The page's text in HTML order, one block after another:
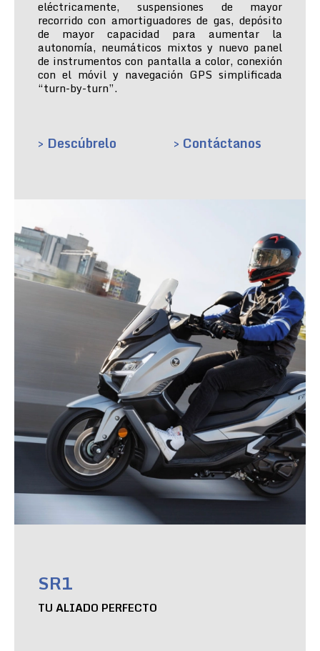
eléctricamente, suspensiones de mayor
recorrido con amortiguadores de gas, depósito
de mayor capacidad para aumentar la
autonomía, neumáticos mixtos y nuevo panel
de instrumentos con pantalla a color, conexión
con el móvil y navegación GPS simplificada
“turn-by-turn”.
> Descúbrelo > Contáctanos
SR1
TU ALIADO PERFECTO